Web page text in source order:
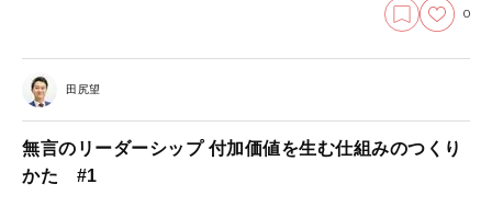
0
田尻望
無言のリーダーシップ 付加価値を生む仕組みのつくり
かた #1